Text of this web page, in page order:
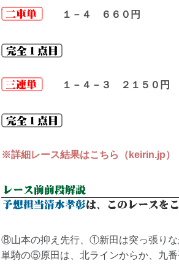
１－４ ６６０ 円
１－４－３ ２１５０ 円
※詳細レース結果はこちら（keirin.jp）
⑧山本の抑え先行、①新田は突っ張りな
単騎の⑤原田は、北ラインからか、九番